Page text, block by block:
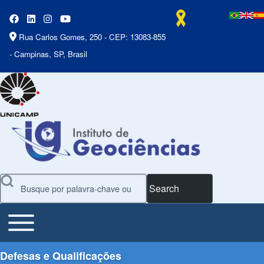
Rua Carlos Gomes, 250 - CEP: 13083-855
- Campinas, SP, Brasil
Search
Main Menu
Toggle main menu
Defesas e Qualificações